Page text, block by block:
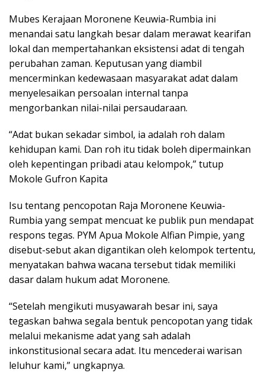
Mubes Kerajaan Moronene Keuwia-Rumbia ini
menandai satu langkah besar dalam merawat kearifan
lokal dan mempertahankan eksistensi adat di tengah
perubahan zaman. Keputusan yang diambil
mencerminkan kedewasaan masyarakat adat dalam
menyelesaikan persoalan internal tanpa
mengorbankan nilai-nilai persaudaraan.
“Adat bukan sekadar simbol, ia adalah roh dalam
kehidupan kami. Dan roh itu tidak boleh dipermainkan
oleh kepentingan pribadi atau kelompok,” tutup
Mokole Gufron Kapita
Isu tentang pencopotan Raja Moronene Keuwia-
Rumbia yang sempat mencuat ke publik pun mendapat
respons tegas. PYM Apua Mokole Alfian Pimpie, yang
disebut-sebut akan digantikan oleh kelompok tertentu,
menyatakan bahwa wacana tersebut tidak memiliki
dasar dalam hukum adat Moronene.
“Setelah mengikuti musyawarah besar ini, saya
tegaskan bahwa segala bentuk pencopotan yang tidak
melalui mekanisme adat yang sah adalah
inkonstitusional secara adat. Itu mencederai warisan
leluhur kami,” ungkapnya.